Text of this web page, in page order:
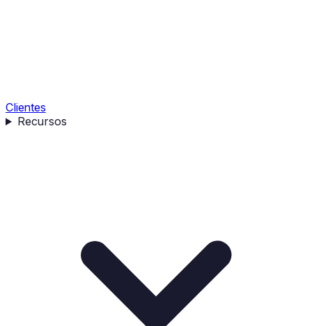
Clientes
Recursos